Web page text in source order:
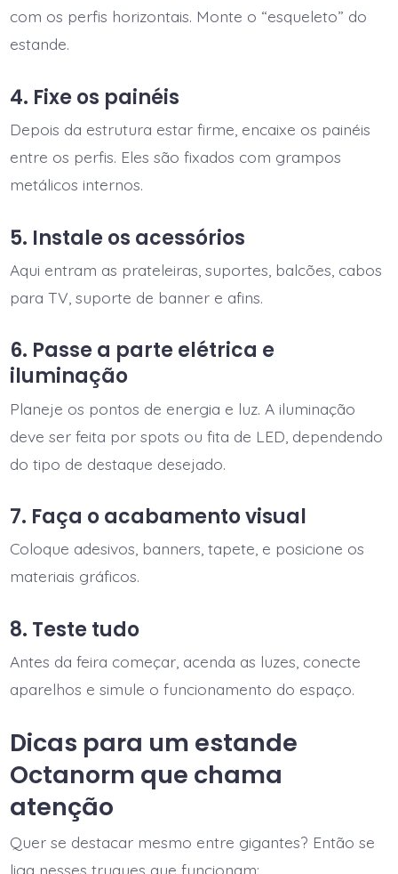
com os perfis horizontais. Monte o “esqueleto” do
estande.
4. Fixe os painéis
Depois da estrutura estar firme, encaixe os painéis
entre os perfis. Eles são fixados com grampos
metálicos internos.
5. Instale os acessórios
Aqui entram as prateleiras, suportes, balcões, cabos
para TV, suporte de banner e afins.
6. Passe a parte elétrica e
iluminação
Planeje os pontos de energia e luz. A iluminação
deve ser feita por spots ou fita de LED, dependendo
do tipo de destaque desejado.
7. Faça o acabamento visual
Coloque adesivos, banners, tapete, e posicione os
materiais gráficos.
8. Teste tudo
Antes da feira começar, acenda as luzes, conecte
aparelhos e simule o funcionamento do espaço.
Dicas para um estande
Octanorm que chama
atenção
Quer se destacar mesmo entre gigantes? Então se
liga nesses truques que funcionam: